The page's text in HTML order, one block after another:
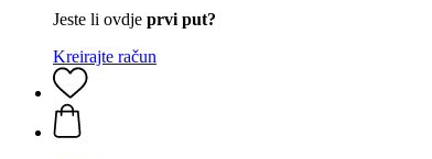
Jeste li ovdje prvi put?
Kreirajte račun